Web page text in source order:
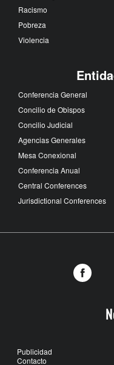
Racismo
Pobreza
Violencia
Conferencia General
Concilio de Obispos
Concilio Judicial
Agencias Generales
Mesa Conexional
Conferencia Anual
Central Conferences
Jurisdictional Conferences
Publicidad
Contacto